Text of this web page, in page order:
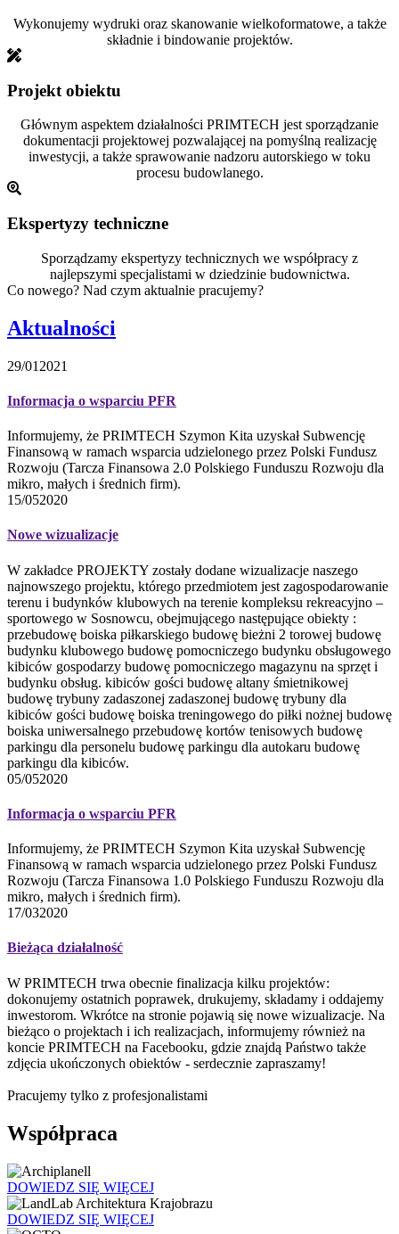
Wykonujemy wydruki oraz skanowanie wielkoformatowe, a także
składnie i bindowanie projektów.
Projekt obiektu
Głównym aspektem działalności PRIMTECH jest sporządzanie
dokumentacji projektowej pozwalającej na pomyślną realizację
inwestycji, a także sprawowanie nadzoru autorskiego w toku
procesu budowlanego.
Ekspertyzy techniczne
Sporządzamy ekspertyzy technicznych we współpracy z
najlepszymi specjalistami w dziedzinie budownictwa.
Co nowego? Nad czym aktualnie pracujemy?
Aktualności
29/01 2021
Informacja o wsparciu PFR
Informujemy, że PRIMTECH Szymon Kita uzyskał Subwencję
Finansową w ramach wsparcia udzielonego przez Polski Fundusz
Rozwoju (Tarcza Finansowa 2.0 Polskiego Funduszu Rozwoju dla
mikro, małych i średnich firm).
15/052020
Nowe wizualizacje
W zakładce PROJEKTY zostały dodane wizualizacje naszego
najnowszego projektu, którego przedmiotem jest zagospodarowanie
terenu i budynków klubowych na terenie kompleksu rekreacyjno –
sportowego w Sosnowcu, obejmującego następujące obiekty :
przebudowę boiska piłkarskiego budowę bieżni 2 torowej budowę
budynku klubowego budowę pomocniczego budynku obsługowego
kibiców gospodarzy budowę pomocniczego magazynu na sprzęt i
budynku obsług. kibiców gości budowę altany śmietnikowej
budowę trybuny zadaszonej zadaszonej budowę trybuny dla
kibiców gości budowę boiska treningowego do piłki nożnej budowę
boiska uniwersalnego przebudowę kortów tenisowych budowę
parkingu dla personelu budowę parkingu dla autokaru budowę
parkingu dla kibiców.
05/052020
Informacja o wsparciu PFR
Informujemy, że PRIMTECH Szymon Kita uzyskał Subwencję
Finansową w ramach wsparcia udzielonego przez Polski Fundusz
Rozwoju (Tarcza Finansowa 1.0 Polskiego Funduszu Rozwoju dla
mikro, małych i średnich firm).
17/032020
Bieżąca działalność
W PRIMTECH trwa obecnie finalizacja kilku projektów:
dokonujemy ostatnich poprawek, drukujemy, składamy i oddajemy
inwestorom. Wkrótce na stronie pojawią się nowe wizualizacje. Na
bieżąco o projektach i ich realizacjach, informujemy również na
koncie PRIMTECH na Facebooku, gdzie znajdą Państwo także
zdjęcia ukończonych obiektów - serdecznie zapraszamy!
Pracujemy tylko z profesjonalistami
Współpraca
DOWIEDZ SIĘ WIĘCEJ
DOWIEDZ SIĘ WIĘCEJ